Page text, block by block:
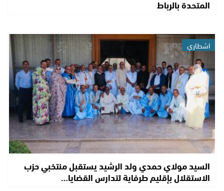
المتحدة بالرباط
اشطاري
السيد مولاي حمدي ولد الرشيد يستقبل منتخبي حزب
الاستقلال بإقليم طرفاية لتدارس القضايا…